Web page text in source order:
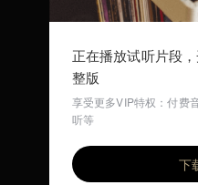
VIP
正在播放试听片段
整版
享受更多VIP特权：付费
听等
下